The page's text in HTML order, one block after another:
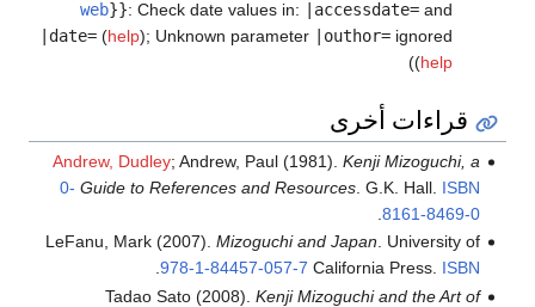
web}}:Check date values in: |accessdate= and
|date= (help); Unknown parameter |outhor= ignored
(help
)
قراءات أخرى
Andrew, Dudley; Andrew, Paul (1981). Kenji Mizoguchi, a
Guide to References and Resources. G.K. Hall. ISBN
0-
8161-8469-0
LeFanu, Mark (2007). Mizoguchi and Japan. University of
California Press. ISBN
978-1-84457-057-7
.
Tadao Sato (2008). Kenji Mizoguchi and the Art of